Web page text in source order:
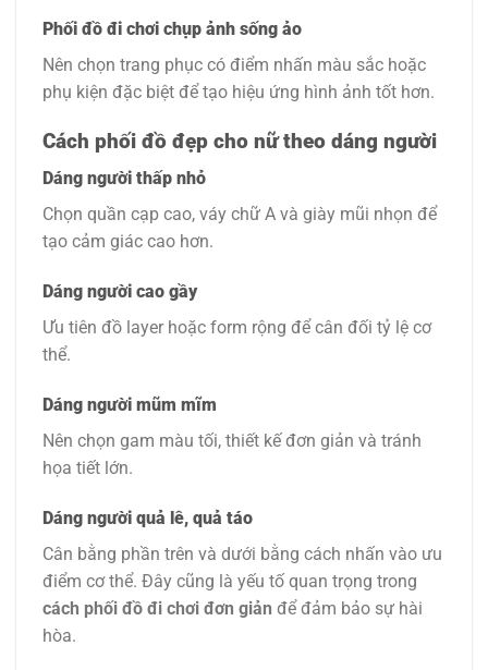
Phối đồ đi chơi chụp ảnh sống ảo
Nên chọn trang phục có điểm nhấn màu sắc hoặc
phụ kiện đặc biệt để tạo hiệu ứng hình ảnh tốt hơn.
Cách phối đồ đẹp cho nữ theo dáng người
Dáng người thấp nhỏ
Chọn quần cạp cao, váy chữ A và giày mũi nhọn để
tạo cảm giác cao hơn.
Dáng người cao gầy
Ưu tiên đồ layer hoặc form rộng để cân đối tỷ lệ cơ
thể.
Dáng người mũm mĩm
Nên chọn gam màu tối, thiết kế đơn giản và tránh
họa tiết lớn.
Dáng người quả lê, quả táo
Cân bằng phần trên và dưới bằng cách nhấn vào ưu
điểm cơ thể. Đây cũng là yếu tố quan trọng trong
cách phối đồ đi chơi đơn giản để đảm bảo sự hài
hòa.